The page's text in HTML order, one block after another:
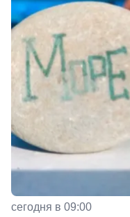
сегодня в 09:00